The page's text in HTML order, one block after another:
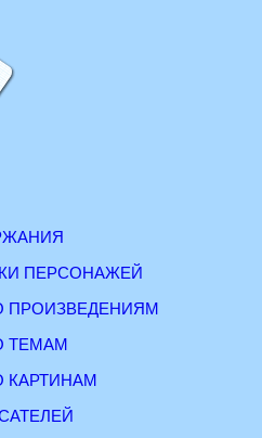
ПЕРСОНАЖЕЙ
ПРОИЗВЕДЕНИЯМ
ТЕМАМ
КАРТИНАМ